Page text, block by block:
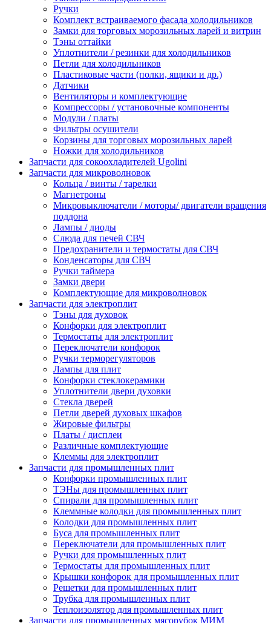
Ручки
Комплект встраиваемого фасада холодильников
Замки для торговых морозильных ларей и витрин
Тэны оттайки
Уплотнители / резинки для холодильников
Петли для холодильников
Пластиковые части (полки, ящики и др.)
Датчики
Вентиляторы и комплектующие
Компрессоры / установочные компоненты
Модули / платы
Фильтры осушители
Корзины для торговых морозильных ларей
Ножки для холодильников
Запчасти для сокоохладителей Ugolini
Запчасти для микроволновок
Кольца / винты / тарелки
Магнетроны
Микровыключатели / моторы/ двигатели вращения
поддона
Лампы / диоды
Слюда для печей СВЧ
Предохранители и термостаты для СВЧ
Конденсаторы для СВЧ
Ручки таймера
Замки двери
Комплектующие для микроволновок
Запчасти для электроплит
Тэны для духовок
Конфорки для электроплит
Термостаты для электроплит
Переключатели конфорок
Ручки терморегуляторов
Лампы для плит
Конфорки стеклокерамики
Уплотнители двери духовки
Стекла дверей
Петли дверей духовых шкафов
Жировые фильтры
Платы / дисплеи
Различные комплектующие
Клеммы для электроплит
Запчасти для промышленных плит
Конфорки промышленных плит
ТЭНы для промышленных плит
Спирали для промышленных плит
Клеммные колодки для промышленных плит
Колодки для промышленных плит
Буса для промышленных плит
Переключатели для промышленных плит
Ручки для промышленных плит
Термостаты для промышленных плит
Крышки конфорок для промышленных плит
Решетки для промышленных плит
Трубка для промышленных плит
Теплоизолятор для промышленных плит
Запчасти для промышленных мясорубок МИМ